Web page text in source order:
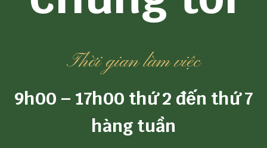
Thời gian làm việc
9h00 – 17h00 thứ 2 đến thứ 7
hàng tuần